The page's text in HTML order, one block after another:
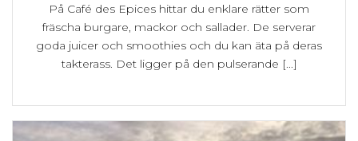
På Café des Epices hittar du enklare rätter som
fräscha burgare, mackor och sallader. De serverar
goda juicer och smoothies och du kan äta på deras
takterass. Det ligger på den pulserande [...]